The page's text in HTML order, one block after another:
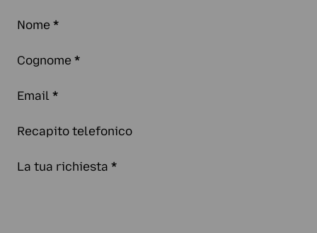
Nome *
Cognome *
Email *
Recapito telefonico
La tua richiesta *